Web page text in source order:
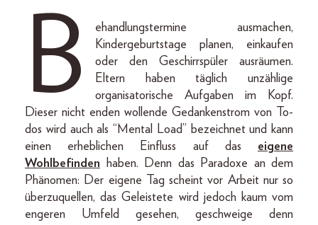
B
ehandlungstermine ausmachen,
Kindergeburtstage planen, einkaufen
oder den Geschirrspüler ausräumen.
Eltern haben täglich unzählige
organisatorische Aufgaben im Kopf.
Dieser nicht enden wollende Gedankenstrom von To-
dos wird auch als “Mental Load” bezeichnet und kann
einen erheblichen Einfluss auf das eigene
Wohlbefinden haben. Denn das Paradoxe an dem
Phänomen: Der eigene Tag scheint vor Arbeit nur so
überzuquellen, das Geleistete wird jedoch kaum vom
engeren Umfeld gesehen, geschweige denn